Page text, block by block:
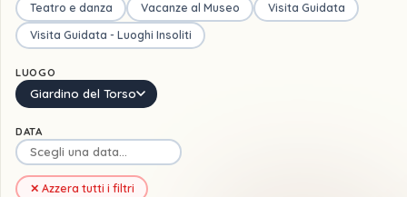
Teatro e danza
Vacanze al Museo
Visita Guidata
Visita Guidata - Luoghi Insoliti
LUOGO
Giardino del Torso
DATA
✕ Azzera tutti i filtri